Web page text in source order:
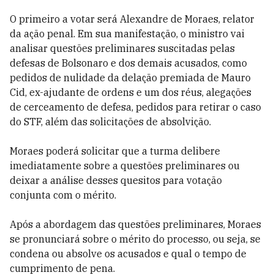
O primeiro a votar será Alexandre de Moraes, relator
da ação penal. Em sua manifestação, o ministro vai
analisar questões preliminares suscitadas pelas
defesas de Bolsonaro e dos demais acusados, como
pedidos de nulidade da delação premiada de Mauro
Cid, ex-ajudante de ordens e um dos réus, alegações
de cerceamento de defesa, pedidos para retirar o caso
do STF, além das solicitações de absolvição.
Moraes poderá solicitar que a turma delibere
imediatamente sobre a questões preliminares ou
deixar a análise desses quesitos para votação
conjunta com o mérito.
Após a abordagem das questões preliminares, Moraes
se pronunciará sobre o mérito do processo, ou seja, se
condena ou absolve os acusados e qual o tempo de
cumprimento de pena.